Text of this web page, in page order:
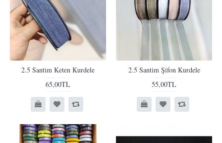
2.5 Santim Keten Kurdele
65,00TL
2.5 Santim Şifon Kurdele
55,00TL